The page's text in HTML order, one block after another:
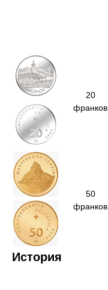
20
франков
50
франков
История